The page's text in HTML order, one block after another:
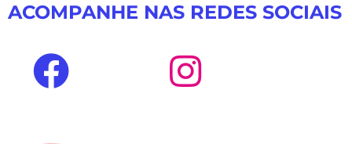
ACOMPANHE NAS REDES SOCIAIS